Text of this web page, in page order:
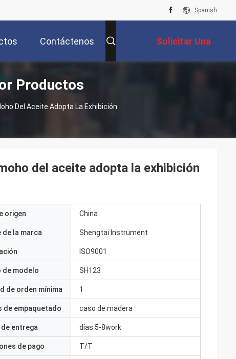
Spanish
Contáctenos Solicitar Una
Cotización
Productos
Del Aceite Adopta La Exhibición
del aceite adopta la exhibición
origen China
de la marca Shengtai Instrument
ISO9001
de modelo SH123
de orden mínima 1
de empaquetado caso de madera
entrega días 5-8work
de pago T/T